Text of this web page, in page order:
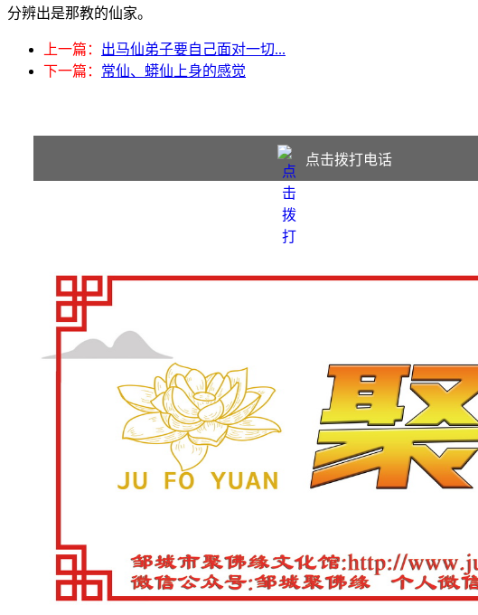
分辨出是那教的仙家。
上一篇： 出马仙弟子要自己面对一切...
下一篇： 常仙、蟒仙上身的感觉
点击拨打电话